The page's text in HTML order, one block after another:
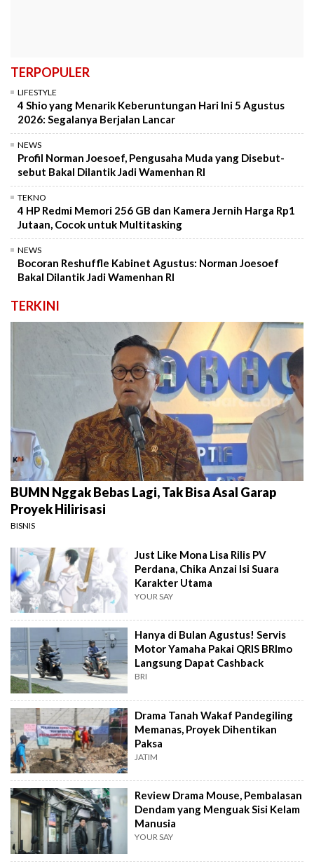
TERPOPULER
LIFESTYLE
4 Shio yang Menarik Keberuntungan Hari Ini 5 Agustus
2026: Segalanya Berjalan Lancar
NEWS
Profil Norman Joesoef, Pengusaha Muda yang Disebut-
sebut Bakal Dilantik Jadi Wamenhan RI
TEKNO
4 HP Redmi Memori 256 GB dan Kamera Jernih Harga Rp1
Jutaan, Cocok untuk Multitasking
NEWS
Bocoran Reshuffle Kabinet Agustus: Norman Joesoef
Bakal Dilantik Jadi Wamenhan RI
TERKINI
BUMN Nggak Bebas Lagi, Tak Bisa Asal Garap
Proyek Hilirisasi
BISNIS
Just Like Mona Lisa Rilis PV
Perdana, Chika Anzai Isi Suara
Karakter Utama
YOUR SAY
Hanya di Bulan Agustus! Servis
Motor Yamaha Pakai QRIS BRImo
Langsung Dapat Cashback
BRI
Drama Tanah Wakaf Pandegiling
Memanas, Proyek Dihentikan
Paksa
JATIM
Review Drama Mouse, Pembalasan
Dendam yang Menguak Sisi Kelam
Manusia
YOUR SAY